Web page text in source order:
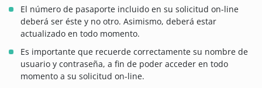
El número de pasaporte incluido en su solicitud on-line
deberá ser éste y no otro. Asimismo, deberá estar
actualizado en todo momento.
Es importante que recuerde correctamente su nombre de
usuario y contraseña, a fin de poder acceder en todo
momento a su solicitud on-line.